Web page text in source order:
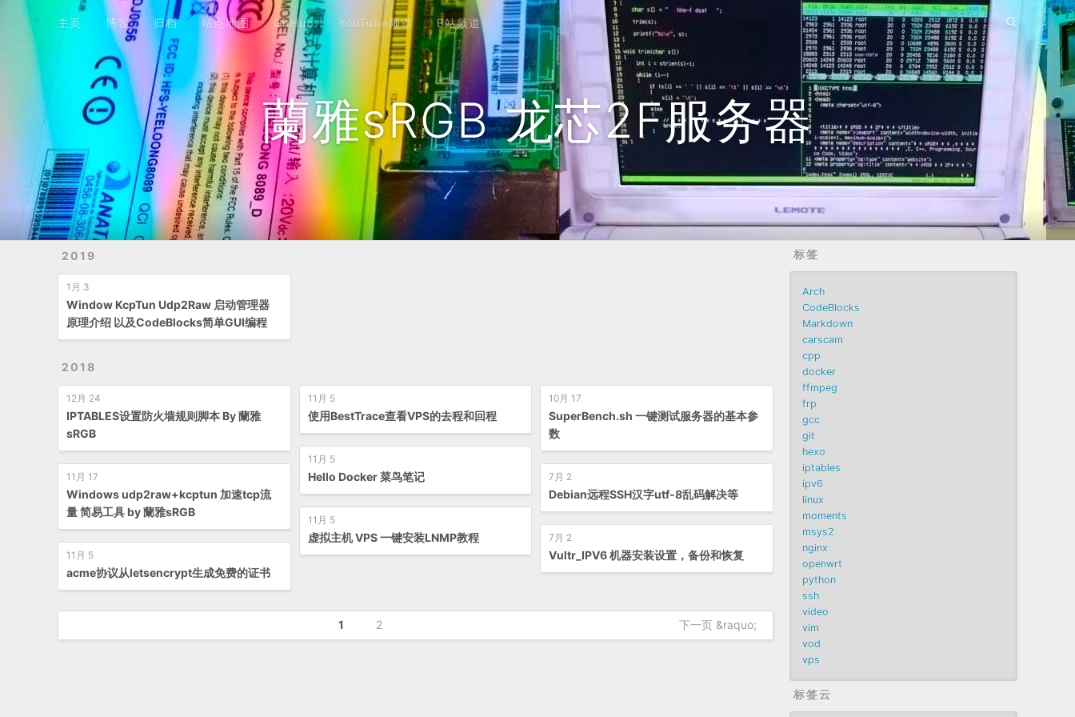
蘭雅sRGB 龙芯2F服务器
主页 博客 归档 站点地图 GitHub YouTube频道 B站频道
2019
1月 3
Window KcpTun Udp2Raw 启动管理器
原理介绍 以及CodeBlocks简单GUI编程
2018
12月 24
IPTABLES设置防火墙规则脚本 By 蘭雅
sRGB
11月 17
Windows udp2raw+kcptun 加速tcp流
量 简易工具 by 蘭雅sRGB
11月 5
acme协议从letsencrypt生成免费的证书
11月 5
使用BestTrace查看VPS的去程和回程
11月 5
Hello Docker 菜鸟笔记
11月 5
虚拟主机 VPS 一键安装LNMP教程
10月 17
SuperBench.sh 一键测试服务器的基本参
数
7月 2
Debian远程SSH汉字utf-8乱码解决等
7月 2
Vultr_IPV6 机器安装设置，备份和恢复
1 2 下一页 &raquo;
标签
Arch
CodeBlocks
Markdown
carscam
cpp
docker
ffmpeg
frp
gcc
git
hexo
iptables
ipv6
linux
moments
msys2
nginx
openwrt
python
ssh
video
vim
vod
vps
标签云
博客 站点地图 GitHub YouTube频道 B站频道